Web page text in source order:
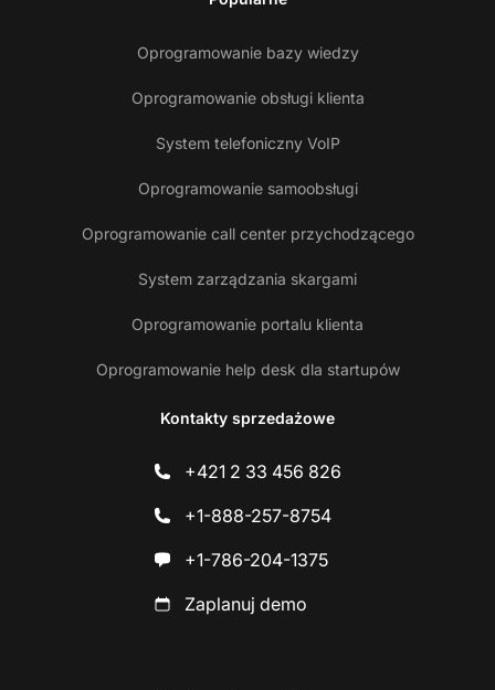
Oprogramowanie bazy wiedzy
Oprogramowanie obsługi klienta
System telefoniczny VoIP
Oprogramowanie samoobsługi
Oprogramowanie call center przychodzącego
System zarządzania skargami
Oprogramowanie portalu klienta
Oprogramowanie help desk dla startupów
Kontakty sprzedażowe
+421 2 33 456 826
+1-888-257-8754
+1-786-204-1375
Zaplanuj demo